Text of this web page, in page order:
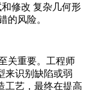
修改 复杂几何形
的风险。
关重要。工程师
来识别缺陷或弱
工艺，最终在提高